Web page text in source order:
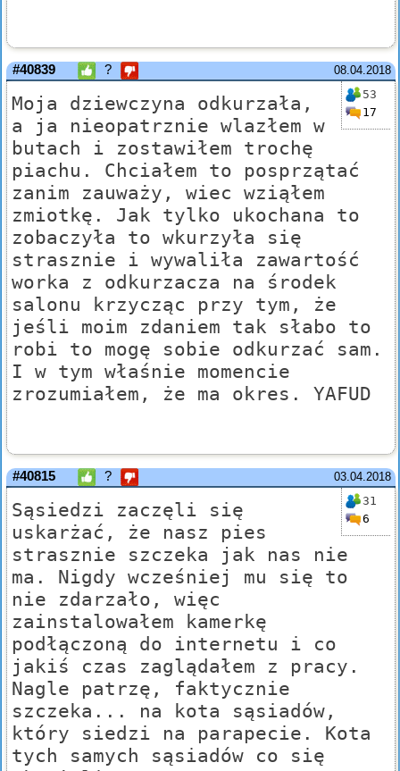
08.04.2018
#40839 ?
53
17
Moja dziewczyna odkurzała,
a ja nieopatrznie wlazłem w
butach i zostawiłem trochę
piachu. Chciałem to posprzątać
zanim zauważy, wiec wziąłem
zmiotkę. Jak tylko ukochana to
zobaczyła to wkurzyła się
strasznie i wywaliła zawartość
worka z odkurzacza na środek
salonu krzycząc przy tym, że
jeśli moim zdaniem tak słabo to
robi to mogę sobie odkurzać sam.
I w tym właśnie momencie
zrozumiałem, że ma okres. YAFUD
03.04.2018
#40815 ?
31
6
Sąsiedzi zaczęli się
uskarżać, że nasz pies
strasznie szczeka jak nas nie
ma. Nigdy wcześniej mu się to
nie zdarzało, więc
zainstalowałem kamerkę
podłączoną do internetu i co
jakiś czas zaglądałem z pracy.
Nagle patrzę, faktycznie
szczeka... na kota sąsiadów,
który siedzi na parapecie. Kota
tych samych sąsiadów co się